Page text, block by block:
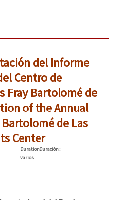
del Informe
Centro de
Fray Bartolomé de
of the Annual
de Las
Center
DurationDuración :
varios